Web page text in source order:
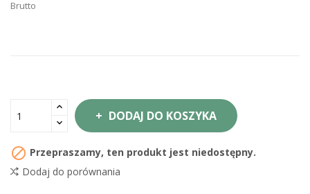
Brutto
DODAJ DO KOSZYKA
 Przepraszamy, ten produkt jest niedostępny.
Dodaj do porównania